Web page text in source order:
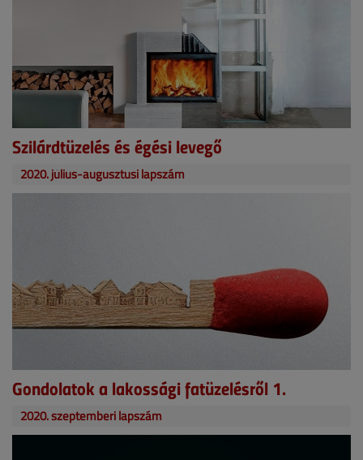
Szilárdtüzelés és égési levegő
2020. július-augusztusi lapszám
Gondolatok a lakossági fatüzelésről 1.
2020. szeptemberi lapszám